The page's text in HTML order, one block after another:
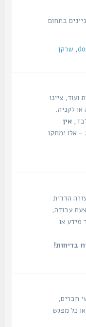
בתחום
ציינו
אין
ימחקו
או
מפגש